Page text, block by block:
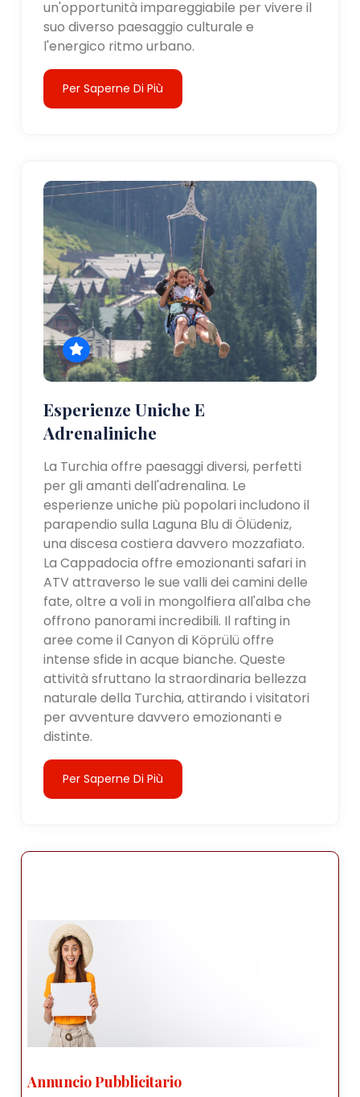
un'opportunità impareggiabile per vivere il
suo diverso paesaggio culturale e
l'energico ritmo urbano.
Per Saperne Di Più
Esperienze Uniche E
Adrenaliniche
La Turchia offre paesaggi diversi, perfetti
per gli amanti dell'adrenalina. Le
esperienze uniche più popolari includono il
parapendio sulla Laguna Blu di Ölüdeniz,
una discesa costiera davvero mozzafiato.
La Cappadocia offre emozionanti safari in
ATV attraverso le sue valli dei camini delle
fate, oltre a voli in mongolfiera all'alba che
offrono panorami incredibili. Il rafting in
aree come il Canyon di Köprülü offre
intense sfide in acque bianche. Queste
attività sfruttano la straordinaria bellezza
naturale della Turchia, attirando i visitatori
per avventure davvero emozionanti e
distinte.
Per Saperne Di Più
Annuncio Pubblicitario